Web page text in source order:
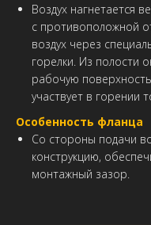
Воздух нагнетается
с противоположной
воздух через
горелки. Из полости
рабочую
участвует в горении
Особенность фланца
Со стороны подачи
конструкцию,
монтажный зазор.